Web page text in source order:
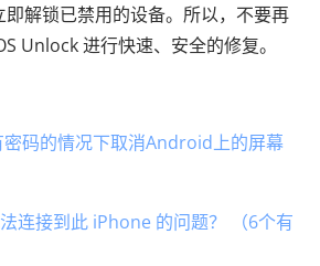
解锁已禁用的设备。所以，不要再
Unlock 进行快速、安全的修复。
码的情况下取消Android上的屏幕
连接到此 iPhone 的问题？ （6个有